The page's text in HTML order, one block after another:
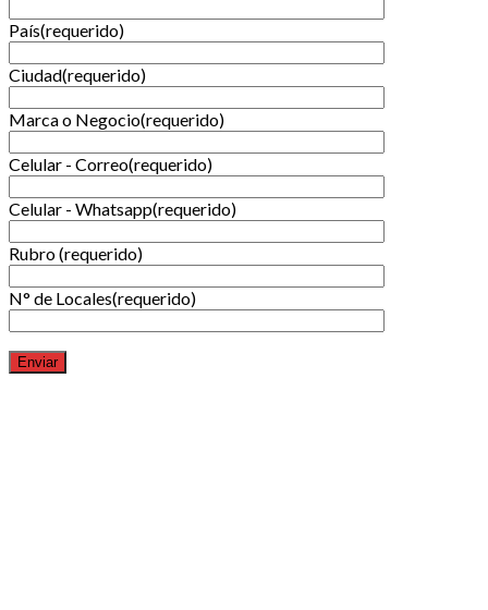
País(requerido)
Ciudad(requerido)
Marca o Negocio(requerido)
Celular - Correo(requerido)
Celular - Whatsapp(requerido)
Rubro (requerido)
N° de Locales(requerido)